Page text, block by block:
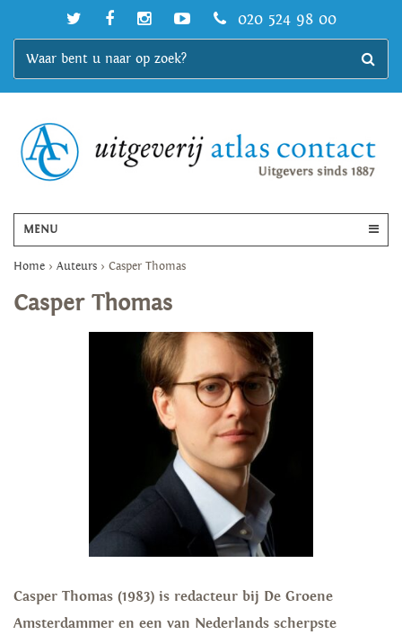
020 524 98 00
MENU
Home > Auteurs > Casper Thomas
Casper Thomas
Casper Thomas (1983) is redacteur bij De Groene
Amsterdammer en een van Nederlands scherpste